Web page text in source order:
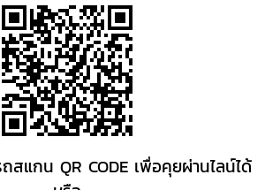
สแกน QR CODE เพื่อคุยผ่านไลน์ได้